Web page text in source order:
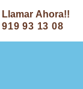
Llamar Ahora!!
919 93 13 08